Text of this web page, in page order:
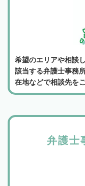
希望のエリアや相談
該当する弁護士事務
在地などで相談先を
弁護士